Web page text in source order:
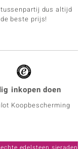
dus altijd
de beste prijs!
inkopen doen
Koopbescherming